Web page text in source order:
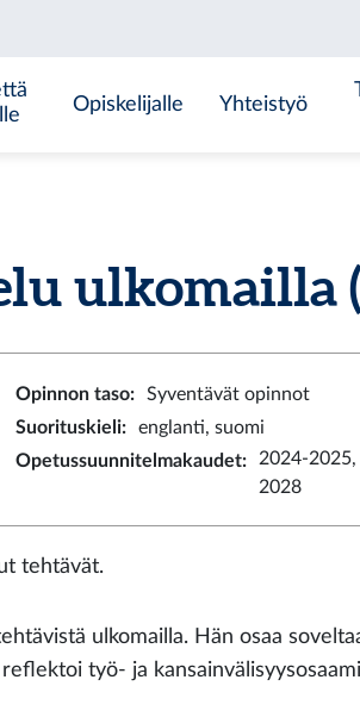
Opiskelijalle Yhteistyö
ulkomailla
Opinnon taso:
Syventävät opinnot
Suorituskieli:
englanti, suomi
Opetussuunnitelmakaudet:
2024-
2028
tehtävät.
ulkomailla. Hän osaa
työ- ja